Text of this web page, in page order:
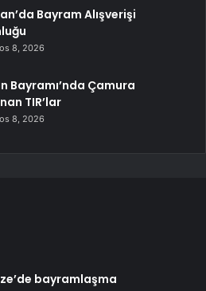
Bayram Alışverişi
8, 2026
Bayramı’nda Çamura
TIR’lar
8, 2026
bayramlaşma